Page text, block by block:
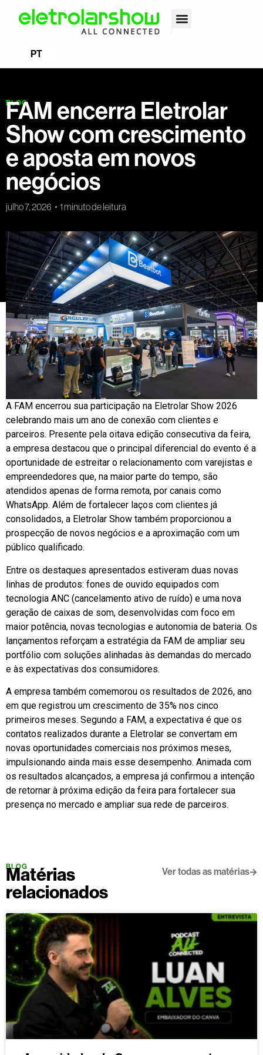
PT
ES
BLOG
FAM encerra Eletrolar
Show com crescimento
e aposta em novos
negócios
julho 7, 2026 1 minuto de leitura
A FAM encerrou sua participação na Eletrolar Show 2026
celebrando mais um ano de conexão com clientes e
parceiros. Presente pela oitava edição consecutiva da feira,
a empresa destacou que o principal diferencial do evento é a
oportunidade de estreitar o relacionamento com varejistas e
empreendedores que, na maior parte do tempo, são
atendidos apenas de forma remota, por canais como
WhatsApp. Além de fortalecer laços com clientes já
consolidados, a Eletrolar Show também proporcionou a
prospecção de novos negócios e a aproximação com um
público qualificado.
Entre os destaques apresentados estiveram duas novas
linhas de produtos: fones de ouvido equipados com
tecnologia ANC (cancelamento ativo de ruído) e uma nova
geração de caixas de som, desenvolvidas com foco em
maior potência, novas tecnologias e autonomia de bateria. Os
lançamentos reforçam a estratégia da FAM de ampliar seu
portfólio com soluções alinhadas às demandas do mercado
e às expectativas dos consumidores.
A empresa também comemorou os resultados de 2026, ano
em que registrou um crescimento de 35% nos cinco
primeiros meses. Segundo a FAM, a expectativa é que os
contatos realizados durante a Eletrolar se convertam em
novas oportunidades comerciais nos próximos meses,
impulsionando ainda mais esse desempenho. Animada com
os resultados alcançados, a empresa já confirmou a intenção
de retornar à próxima edição da feira para fortalecer sua
presença no mercado e ampliar sua rede de parceiros.
BLOG
Matérias
relacionados
Ver todas as matérias